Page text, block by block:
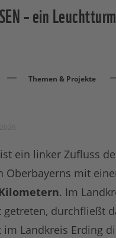
– ein
Themen & Projekte
ein linker Zufluss
Oberbayerns mit
. Im
getreten, durchfließt
im Landkreis Erding